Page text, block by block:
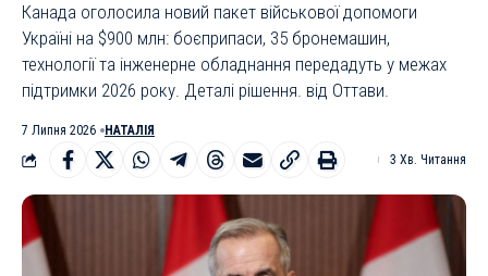
Канада оголосила новий пакет військової допомоги
Україні на $900 млн: боєприпаси, 35 бронемашин,
технології та інженерне обладнання передадуть у межах
підтримки 2026 року. Деталі рішення. від Оттави.
7 Липня 2026
НАТАЛІЯ
3 Хв. Читання